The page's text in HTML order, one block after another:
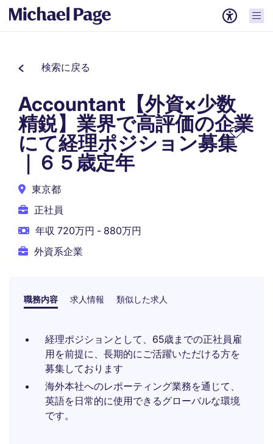
検索に戻る
Accountant【外資×少数
精鋭】業界で高評価の企業
にて経理ポジション募集
｜６５歳定年
東京都
正社員
年収 720万円 - 880万円
外資系企業
職務内容 求人情報 類似した求人
経理ポジションとして、65歳までの正社員雇
用を前提に、長期的にご活躍いただける方を
募集しております
海外本社へのレポーティング業務を通じて、
英語を日常的に使用できるグローバルな環境
です。